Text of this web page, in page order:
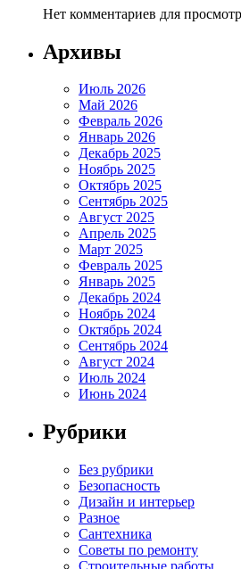
Нет комментариев для
Архивы
Июль 2026
Май 2026
Февраль 2026
Январь 2026
Декабрь 2025
Ноябрь 2025
Октябрь 2025
Сентябрь 2025
Август 2025
Апрель 2025
Март 2025
Февраль 2025
Январь 2025
Декабрь 2024
Ноябрь 2024
Октябрь 2024
Сентябрь 2024
Август 2024
Июль 2024
Июнь 2024
Рубрики
Без рубрики
Безопасность
Дизайн и интерьер
Разное
Сантехника
Советы по ремонту